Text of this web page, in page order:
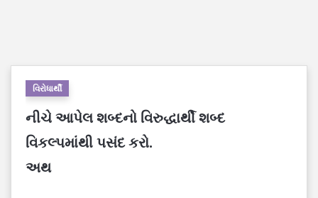
વિરોધાર્થી
નીચે આપેલ શબ્દનો વિરુદ્ધાર્થી શબ્દ
વિકલ્પમાંથી પસંદ કરો.
અથ